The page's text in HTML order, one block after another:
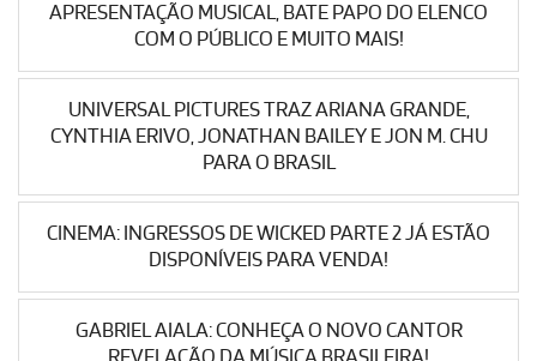
APRESENTAÇÃO MUSICAL, BATE PAPO DO ELENCO
COM O PÚBLICO E MUITO MAIS!
UNIVERSAL PICTURES TRAZ ARIANA GRANDE,
CYNTHIA ERIVO, JONATHAN BAILEY E JON M. CHU
PARA O BRASIL
CINEMA: INGRESSOS DE WICKED PARTE 2 JÁ ESTÃO
DISPONÍVEIS PARA VENDA!
GABRIEL AIALA: CONHEÇA O NOVO CANTOR